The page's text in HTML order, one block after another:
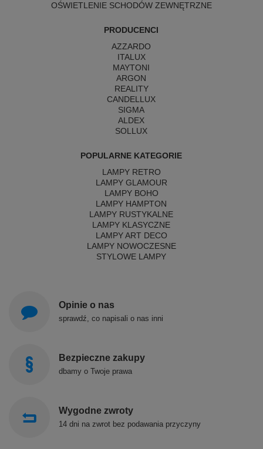
OŚWIETLENIE SCHODÓW ZEWNĘTRZNE
PRODUCENCI
AZZARDO
ITALUX
MAYTONI
ARGON
REALITY
CANDELLUX
SIGMA
ALDEX
SOLLUX
POPULARNE KATEGORIE
LAMPY RETRO
LAMPY GLAMOUR
LAMPY BOHO
LAMPY HAMPTON
LAMPY RUSTYKALNE
LAMPY KLASYCZNE
LAMPY ART DECO
LAMPY NOWOCZESNE
STYLOWE LAMPY
Opinie o nas
sprawdź, co napisali o nas inni
Bezpieczne zakupy
dbamy o Twoje prawa
Wygodne zwroty
14 dni na zwrot bez podawania przyczyny